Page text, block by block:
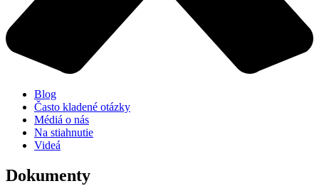
Blog
Často kladené otázky
Médiá o nás
Na stiahnutie
Videá
Dokumenty